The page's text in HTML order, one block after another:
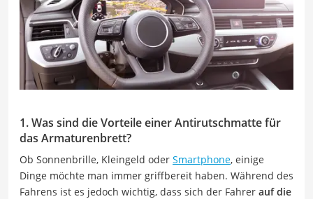
1. Was sind die Vorteile einer Antirutschmatte für
das Armaturenbrett?
Ob Sonnenbrille, Kleingeld oder Smartphone, einige
Dinge möchte man immer griffbereit haben. Während des
Fahrens ist es jedoch wichtig, dass sich der Fahrer auf die